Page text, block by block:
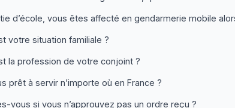
d’école, vous êtes affecté en gendarmerie mobile
votre situation familiale ?
la profession de votre conjoint ?
prêt à servir n’importe où en France ?
vous si vous n’approuvez pas un ordre reçu ?